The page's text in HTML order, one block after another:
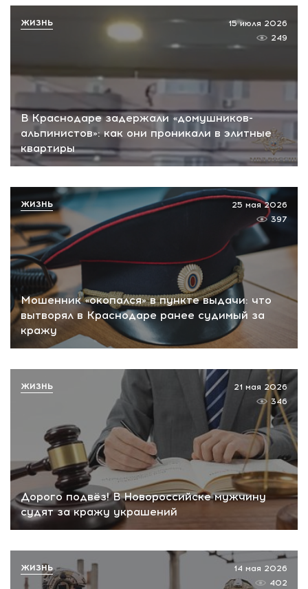
В Краснодаре задержали «домушников-
альпинистов»: как они проникали в элитные
квартиры
15 июля 2026
249
ЖИЗНЬ
Мошенник «окопался» в пункте выдачи: что
вытворял в Краснодаре ранее судимый за
кражу
25 мая 2026
397
ЖИЗНЬ
Дорого подвёз! В Новороссийске мужчину
судят за кражу украшений
21 мая 2026
346
ЖИЗНЬ
14 мая 2026
402
ЖИЗНЬ